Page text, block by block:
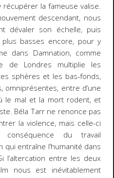
la fameuse valise.
descendant, nous
dévaler son échelle, puis
basses encore, pour y
dans Damnation, comme
de Londres multiplie les
sphères et les bas-fonds,
omniprésentes, entre d’une
le mal et la mort rodent, et
Béla Tarr ne renonce pas
la violence, mais celle-ci
du travail
entraîne l’humanité dans
l’altercation entre les deux
nous est inévitablement